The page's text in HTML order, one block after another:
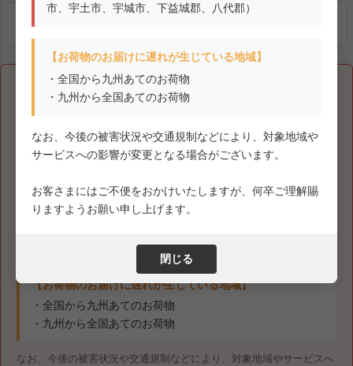
市、宇土市、宇城市、下益城郡、八代郡）
【お荷物のお届けに遅れが生じている地域】
・全国から九州あてのお荷物
・九州から全国あてのお荷物
なお、今後の被害状況や交通規制などにより、対象地域や
サービスへの影響が変更となる場合がございます。
お客さまにはご不便をおかけいたしますが、何卒ご理解賜
りますようお願い申し上げます。
閉じる
【重要】お荷物の集荷・配達停止および遅延について
令和8年熊本地震の影響により、現在、以下の地域においてお荷
物の集荷・配達を停止しております。
また、一部地域を発着するお荷物のお届けに遅延が生じておりま
【集荷・配達を停止している地域】
市、宇城市、下益城郡、八代郡）
【お荷物のお届けに遅れが生じている地域】
・全国から九州あてのお荷物
・九州から全国あてのお荷物
なお、今後の被害状況や交通規制などにより、対象地域やサービスへ